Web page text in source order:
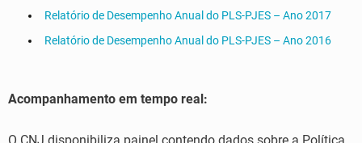
Relatório de Desempenho Anual do PLS-PJES – Ano 2017
Relatório de Desempenho Anual do PLS-PJES – Ano 2016
Acompanhamento em tempo real: